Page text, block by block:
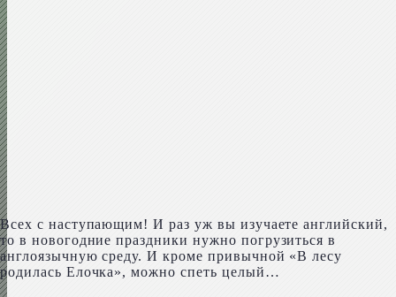
Всех с наступающим! И раз уж вы изучаете английский,
то в новогодние праздники нужно погрузиться в
англоязычную среду. И кроме привычной «В лесу
родилась Елочка», можно спеть целый…